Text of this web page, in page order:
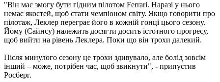
"Він має змогу бути гідним пілотом Ferrari. Наразі у нього
немає якостей, щоб стати чемпіоном світу. Якщо говорити про
пілотаж, Леклер переграє його в кожній гонці цього сезону.
Йому (Сайнсу) належить досягти досить істотного прогресу,
щоб вийти на рівень Леклера. Поки що він трохи далекий.
Після минулого сезону це трохи здивувало, але болід зовсім
інший – може, потрібен час, щоб звикнути", - припустив
Росберг.